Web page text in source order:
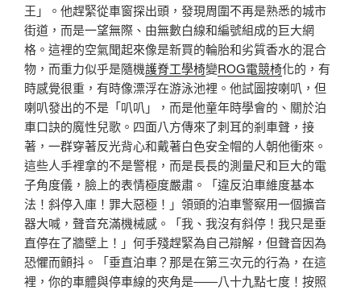
王」。他趕緊從車窗探出頭，發現周圍不再是熟悉的城市
街道，而是一望無際、由無數白線和編號組成的巨大網
格。這裡的空氣聞起來像是新買的輪胎和劣質香水的混合
物，而重力似乎是隨機護脊工學椅變ROG電競椅化的，有
時感覺很重，有時像漂浮在游泳池裡。他試圖按喇叭，但
喇叭發出的不是「叭叭」，而是他童年時學會的、關於泊
車口訣的魔性兒歌。四面八方傳來了刺耳的剎車聲，接
著，一群穿著反光背心和戴著白色安全帽的人朝他衝來。
這些人手裡拿的不是警棍，而是長長的測量尺和巨大的電
子角度儀，臉上的表情極度嚴肅。「違反泊車維度基本
法！斜停入庫！罪大惡極！」領頭的泊車警察用一個擴音
器大喊，聲音充滿機械感。「我、我沒有斜停！我只是垂
直停在了牆壁上！」何手殘趕緊為自己辯解，但聲音因為
恐懼而顫抖。「垂直泊車？那是在第三次元的行為，在這
裡，你的車體與停車線的夾角是——八十九點七度！按照